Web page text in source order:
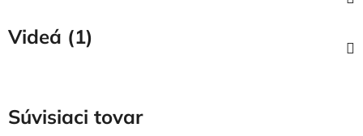
Videá (1)
Súvisiaci tovar